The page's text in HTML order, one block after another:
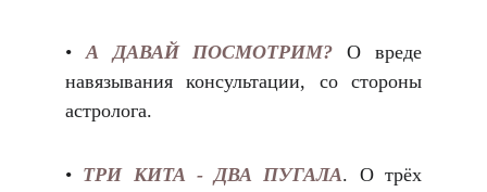
•А ДАВАЙ ПОСМОТРИМ?
О вреде
навязывания консультации, со стороны
астролога.
• ТРИ КИТА - ДВА ПУГАЛА. О трёх